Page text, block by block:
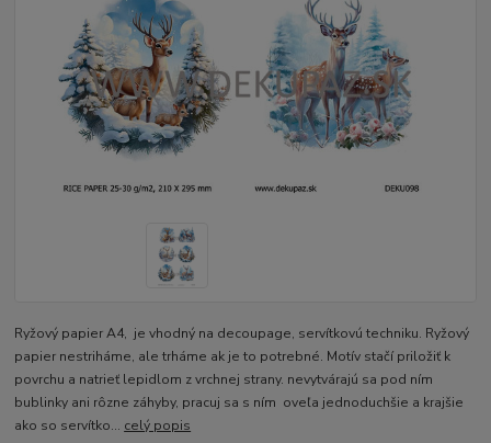
Ryžový papier A4, je vhodný na decoupage, servítkovú techniku. Ryžový
papier nestriháme, ale trháme ak je to potrebné. Motív stačí priložiť k
povrchu a natrieť lepidlom z vrchnej strany. nevytvárajú sa pod ním
bublinky ani rôzne záhyby, pracuj sa s ním oveľa jednoduchšie a krajšie
ako so servítko... celý popis